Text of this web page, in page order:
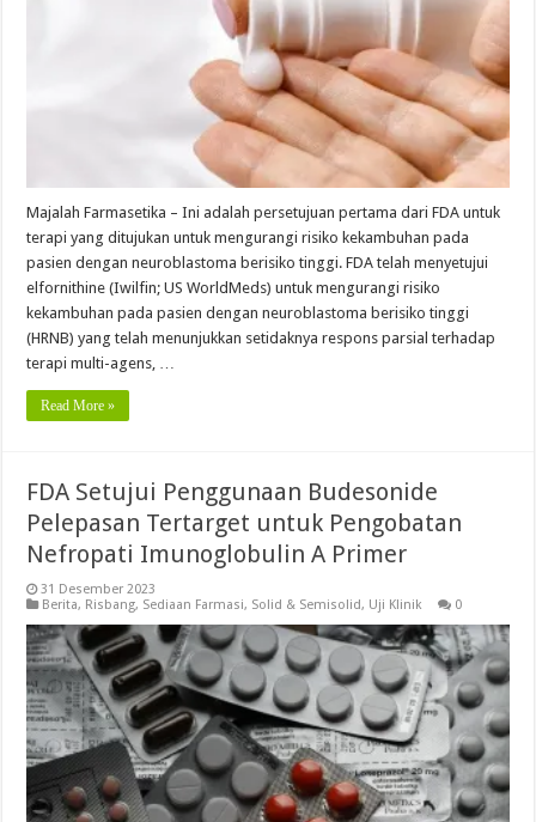
Majalah Farmasetika – Ini adalah persetujuan pertama dari FDA untuk
terapi yang ditujukan untuk mengurangi risiko kekambuhan pada
pasien dengan neuroblastoma berisiko tinggi. FDA telah menyetujui
elfornithine (Iwilfin; US WorldMeds) untuk mengurangi risiko
kekambuhan pada pasien dengan neuroblastoma berisiko tinggi
(HRNB) yang telah menunjukkan setidaknya respons parsial terhadap
terapi multi-agens, …
Read More »
FDA Setujui Penggunaan Budesonide
Pelepasan Tertarget untuk Pengobatan
Nefropati Imunoglobulin A Primer
31 Desember 2023
Berita, Risbang, Sediaan Farmasi, Solid & Semisolid, Uji Klinik 0